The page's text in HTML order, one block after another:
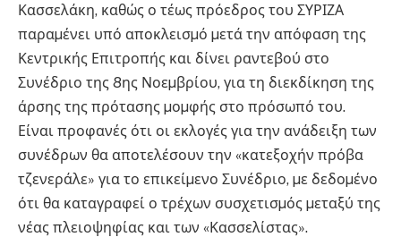
Κασσελάκη, καθώς ο τέως πρόεδρος του ΣΥΡΙΖΑ
παραµένει υπό αποκλεισµό µετά την απόφαση της
Κεντρικής Επιτροπής και δίνει ραντεβού στο
Συνέδριο της 8ης Νοεµβρίου, για τη διεκδίκηση της
άρσης της πρότασης µοµφής στο πρόσωπό του.
Είναι προφανές ότι οι εκλογές για την ανάδειξη των
συνέδρων θα αποτελέσουν την «κατεξοχήν πρόβα
τζενεράλε» για το επικείµενο Συνέδριο, µε δεδοµένο
ότι θα καταγραφεί ο τρέχων συσχετισµός µεταξύ της
νέας πλειοψηφίας και των «Κασσελίστας».